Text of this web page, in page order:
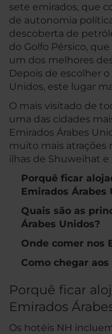
sete emirados, que
de autonomia
descoberta de
do Golfo Pérsico,
um dos melhores
Depois de escolher
Unidos, este lugar
O mais visitado de
uma das cidades
Emirados Árabes
muito mais atrações
ilhas de Shuweihat e
Porquê ficar
Emirados Árabes
Quais são as
Árabes Unidos?
Onde comer nos
Como chegar
Porquê ficar
Emirados
Os hotéis NH